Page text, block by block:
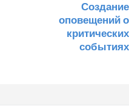
Создание
оповещений о
критических
событиях